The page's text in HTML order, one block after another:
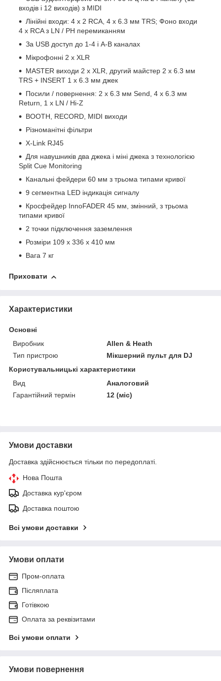
входів і 12 виходів) з MIDI
Лінійні входи: 4 х 2 RCA, 4 x 6.3 мм TRS; Фоно входи
4 х RCA з LN / PH перемиканням
За USB доступ до 1-4 і A-B каналах
Мікрофонні 2 х XLR
MASTER виходи 2 х XLR, другий майстер 2 х 6.3 мм
TRS + INSERT 1 x 6.3 мм джек
Посили / повернення: 2 х 6.3 мм Send, 4 х 6.3 мм
Return, 1 х LN / Hi-Z
BOOTH, RECORD, MIDI виходи
Різноманітні фільтри
X-Link RJ45
Для навушників два джека і міні джека з технологією
Split Cue Monitoring
Канальні фейдери 60 мм з трьома типами кривої
9 сегментна LED індикація сигналу
Кросфейдер InnoFADER 45 мм, змінний, з трьома
типами кривої
2 точки підключення заземлення
Розміри 109 х 336 х 410 мм
Вага 7 кг
Приховати
Характеристики
Основні
Виробник
Allen & Heath
Тип пристрою
Мікшерний пульт для DJ
Користувальницькі характеристики
Вид
Аналоговий
Гарантійний термін
12 (міс)
Умови доставки
Доставка здійснюється тільки по передоплаті.
Нова Пошта
Доставка кур'єром
Доставка поштою
Всі умови доставки
Умови оплати
Пром-оплата
Післяплата
Готівкою
Оплата за реквізитами
Всі умови оплати
Умови повернення